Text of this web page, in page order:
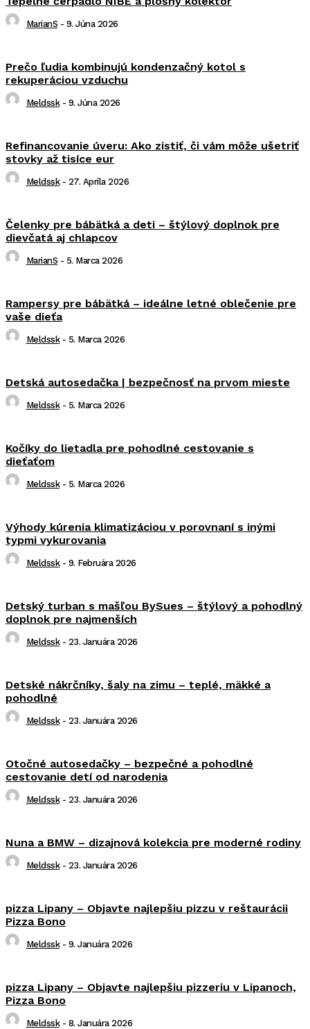
MarianS - 9. Júna 2026
Prečo ľudia kombinujú kondenzačný kotol s
rekuperáciou vzduchu
Meldssk - 9. Júna 2026
Refinancovanie úveru: Ako zistiť, či vám môže ušetriť
stovky až tisíce eur
Meldssk - 27. Apríla 2026
Čelenky pre bábätká a deti – štýlový doplnok pre
dievčatá aj chlapcov
MarianS - 5. Marca 2026
Rampersy pre bábätká – ideálne letné oblečenie pre
vaše dieťa
Meldssk - 5. Marca 2026
Detská autosedačka | bezpečnosť na prvom mieste
Meldssk - 5. Marca 2026
Kočíky do lietadla pre pohodlné cestovanie s
dieťaťom
Meldssk - 5. Marca 2026
Výhody kúrenia klimatizáciou v porovnaní s inými
typmi vykurovania
Meldssk - 9. Februára 2026
Detský turban s mašľou BySues – štýlový a pohodlný
doplnok pre najmenších
Meldssk - 23. Januára 2026
Detské nákrčníky, šaly na zimu – teplé, mäkké a
pohodlné
Meldssk - 23. Januára 2026
Otočné autosedačky – bezpečné a pohodlné
cestovanie detí od narodenia
Meldssk - 23. Januára 2026
Nuna a BMW – dizajnová kolekcia pre moderné rodiny
Meldssk - 23. Januára 2026
pizza Lipany – Objavte najlepšiu pizzu v reštaurácii
Pizza Bono
Meldssk - 9. Januára 2026
pizza Lipany – Objavte najlepšiu pizzeriu v Lipanoch,
Pizza Bono
Meldssk - 8. Januára 2026